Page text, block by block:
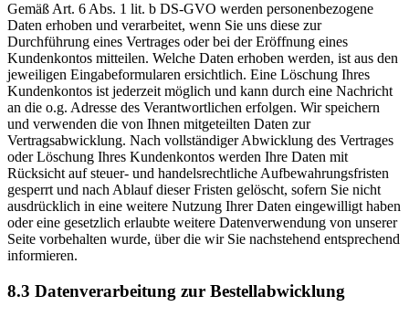
Gemäß Art. 6 Abs. 1 lit. b DS-GVO werden personenbezogene
Daten erhoben und verarbeitet, wenn Sie uns diese zur
Durchführung eines Vertrages oder bei der Eröffnung eines
Kundenkontos mitteilen. Welche Daten erhoben werden, ist aus den
jeweiligen Eingabeformularen ersichtlich. Eine Löschung Ihres
Kundenkontos ist jederzeit möglich und kann durch eine Nachricht
an die o.g. Adresse des Verantwortlichen erfolgen. Wir speichern
und verwenden die von Ihnen mitgeteilten Daten zur
Vertragsabwicklung. Nach vollständiger Abwicklung des Vertrages
oder Löschung Ihres Kundenkontos werden Ihre Daten mit
Rücksicht auf steuer- und handelsrechtliche Aufbewahrungsfristen
gesperrt und nach Ablauf dieser Fristen gelöscht, sofern Sie nicht
ausdrücklich in eine weitere Nutzung Ihrer Daten eingewilligt haben
oder eine gesetzlich erlaubte weitere Datenverwendung von unserer
Seite vorbehalten wurde, über die wir Sie nachstehend entsprechend
informieren.
8.3 Datenverarbeitung zur Bestellabwicklung